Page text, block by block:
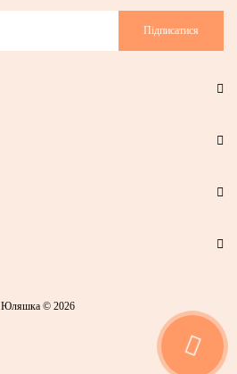
Підписатися
Юляшка © 2026